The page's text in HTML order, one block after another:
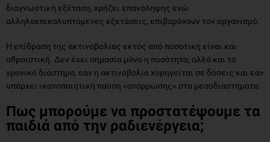
διαγνωστική εξέταση, χρήζει επανάληψης ενώ
αλληλοεπικαλυπτόμενες εξετάσεις, επιβαρύνουν τον οργανισμό.
Η επίδραση της ακτινοβολίας εκτός από ποσοτική είναι και
αθροιστική. Δεν έχει σημασία μόνο η ποσότητα, αλλά και το
χρονικό διάστημα, εάν η ακτινοβολία χορηγείται σε δόσεις και εάν
υπάρχει ικανοποιητική παύση «ανάρρωσης» στα μεσοδιαστήματα
Πως μπορούμε να προστατέψουμε τα
παιδιά από την ραδιενέργεια;